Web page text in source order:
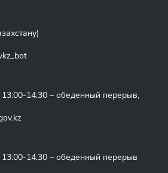
14:30 – обеденный перерыв,
14:30 – обеденный перерыв